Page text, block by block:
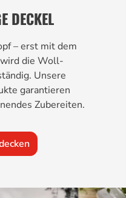
DECKEL
– erst mit dem
die Woll-
Unsere
garantieren
Zubereiten.